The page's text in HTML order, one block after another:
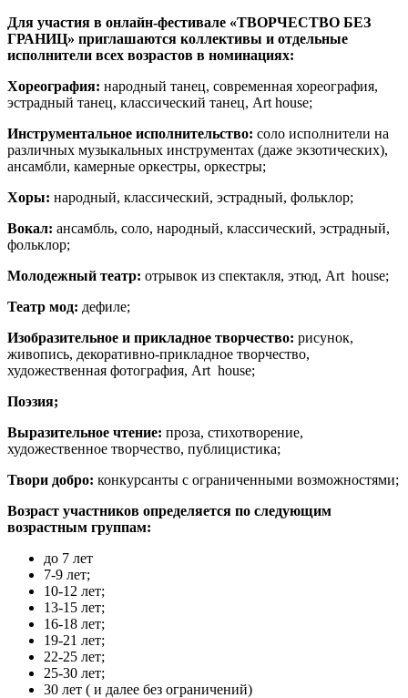
Для участия в онлайн-фестивале «ТВОРЧЕСТВО БЕЗ
ГРАНИЦ» приглашаются коллективы и отдельные
исполнители всех возрастов в номинациях:
Хореография: народный танец, современная хореография,
эстрадный танец, классический танец, Art house;
Инструментальное исполнительство: соло исполнители на
различных музыкальных инструментах (даже экзотических),
ансамбли, камерные оркестры, оркестры;
Хоры: народный, классический, эстрадный, фольклор;
Вокал: ансамбль, соло, народный, классический, эстрадный,
фольклор;
Молодежный театр: отрывок из спектакля, этюд, Art house;
Театр мод: дефиле;
Изобразительное и прикладное творчество: рисунок,
живопись, декоративно-прикладное творчество,
художественная фотография, Art house;
Поэзия;
Выразительное чтение: проза, стихотворение,
художественное творчество, публицистика;
Твори добро: конкурсанты с ограниченными возможностями;
Возраст участников определяется по следующим
возрастным группам:
до 7 лет
7-9 лет;
10-12 лет;
13-15 лет;
16-18 лет;
19-21 лет;
22-25 лет;
25-30 лет;
30 лет ( и далее без ограничений)